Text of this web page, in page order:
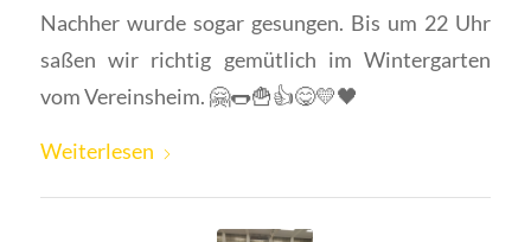
Nachher wurde sogar gesungen. Bis um 22 Uhr
saßen wir richtig gemütlich im Wintergarten
vom Vereinsheim. 🤗🌭🍟👍😋💛🖤
Weiterlesen